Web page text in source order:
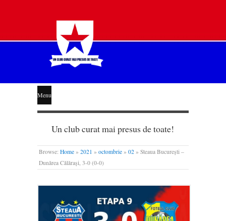
STEAUA
LIBERĂ
Menu
Un club curat mai presus de toate!
Browse: Home » 2021 » octombrie » 02 » Steaua București –
Dunărea Călărași, 3-0 (0-0)